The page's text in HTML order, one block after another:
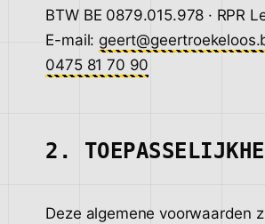
BTW BE 0879.015.978 · RPR
E-mail:
0475 81 70 90
2.
Deze algemene voorwaarden